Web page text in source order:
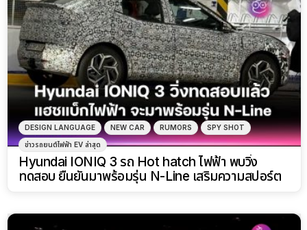
DESIGN LANGUAGE NEW CAR RUMORS SPY SHOT
ข่าวรถยนต์ไฟฟ้า EV ล่าสุด
Hyundai IONIQ 3 รถ Hot hatch ไฟฟ้า พบวิ่ง
ทดสอบ ยืนยันมาพร้อมรุ่น N-Line เสริมความสปอร์ต